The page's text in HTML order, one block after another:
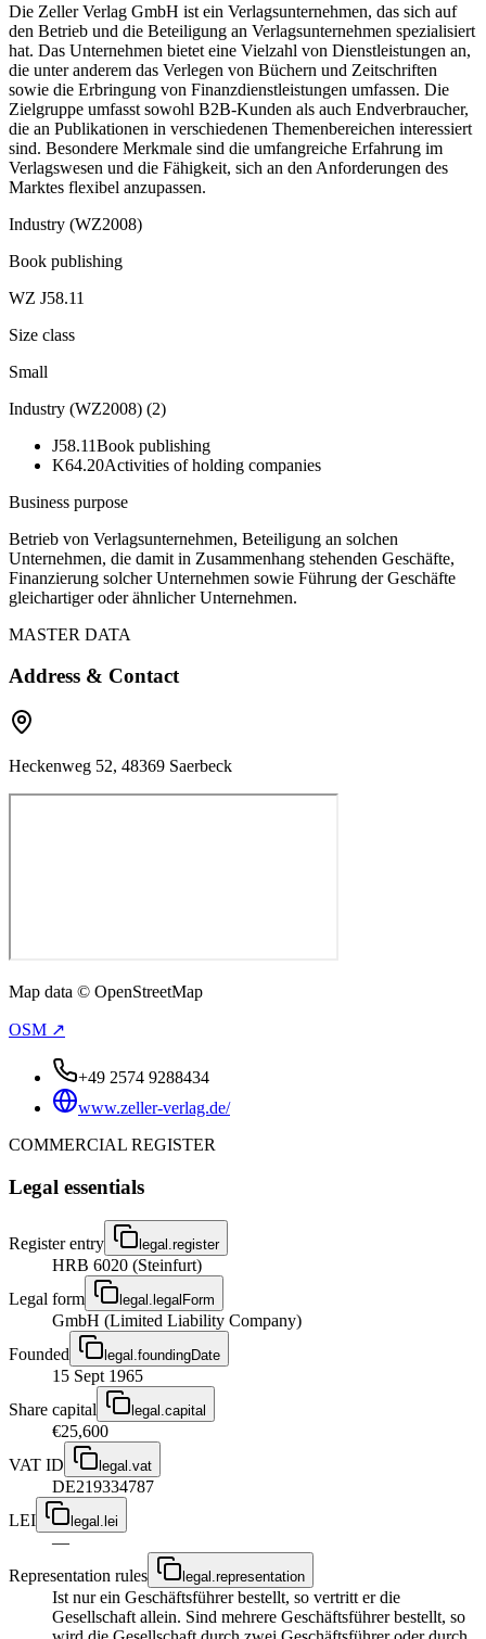
Die Zeller Verlag GmbH ist ein Verlagsunternehmen, das sich auf
den Betrieb und die Beteiligung an Verlagsunternehmen spezialisiert
hat. Das Unternehmen bietet eine Vielzahl von Dienstleistungen an,
die unter anderem das Verlegen von Büchern und Zeitschriften
sowie die Erbringung von Finanzdienstleistungen umfassen. Die
Zielgruppe umfasst sowohl B2B-Kunden als auch Endverbraucher,
die an Publikationen in verschiedenen Themenbereichen interessiert
sind. Besondere Merkmale sind die umfangreiche Erfahrung im
Verlagswesen und die Fähigkeit, sich an den Anforderungen des
Marktes flexibel anzupassen.
Industry (WZ2008)
Book publishing
WZ J58.11
Size class
Small
Industry (WZ2008) (2)
J58.11Book publishing
K64.20Activities of holding companies
Business purpose
Betrieb von Verlagsunternehmen, Beteiligung an solchen
Unternehmen, die damit in Zusammenhang stehenden Geschäfte,
Finanzierung solcher Unternehmen sowie Führung der Geschäfte
gleichartiger oder ähnlicher Unternehmen.
MASTER DATA
Address & Contact
Heckenweg 52, 48369 Saerbeck
Map data © OpenStreetMap
OSM ↗
+49 2574 9288434
www.zeller-verlag.de/
COMMERCIAL REGISTER
Legal essentials
Register entry legal.register
HRB 6020 (Steinfurt)
Legal form
legal.legalForm
GmbH (Limited Liability Company)
Founded
legal.foundingDate
15 Sept 1965
Share capital
legal.capital
€25,600
VAT ID
legal.vat
DE219334787
LEI
legal.lei
—
Representation rules
legal.representation
Ist nur ein Geschäftsführer bestellt, so vertritt er die
Gesellschaft allein. Sind mehrere Geschäftsführer bestellt, so